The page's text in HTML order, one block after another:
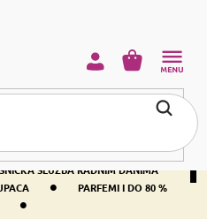
37 € •
400+ SVJETSKI
SLUŽBA RADNIM DANIMA
•
PARFEMI I DO 80 %
•
KOŠARICA